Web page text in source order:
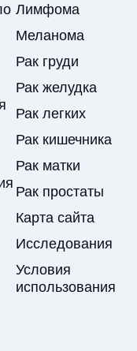
Лимфома
Меланома
Рак груди
Рак желудка
Рак легких
Рак кишечника
Рак матки
Рак простаты
Карта сайта
Исследования
Условия
использования